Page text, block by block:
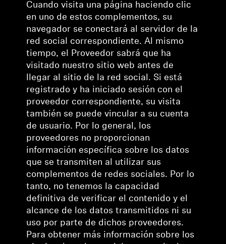
Cuando visita una página haciendo clic
en uno de estos complementos, su
navegador se conectará al servidor de la
red social correspondiente. Al mismo
tiempo, el Proveedor sabrá que ha
visitado nuestro sitio web antes de
llegar al sitio de la red social. Si está
registrado y ha iniciado sesión con el
proveedor correspondiente, su visita
también se puede vincular a su cuenta
de usuario. Por lo general, los
proveedores no proporcionan
información específica sobre los datos
que se transmiten al utilizar sus
complementos de redes sociales. Por lo
tanto, no tenemos la capacidad
definitiva de verificar el contenido y el
alcance de los datos transmitidos ni su
uso por parte de dichos proveedores.
Para obtener más información sobre los